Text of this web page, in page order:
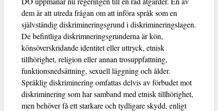
dem är att utreda frågan om att införa språk som en
självständig diskrimineringsgrund i diskrimineringslagen.
De befintliga diskrimneringsgrunderna är kön,
könsöverskridande identitet eller uttryck, etnisk
tillhörighet, religion eller annan trosuppfattning,
funktionsnedsättning, sexuell läggning och ålder.
Språklig diskriminering omfattas delvis av förbudet mot
diskriminering som har samband med etnisk tillhörighet,
men behöver få ett starkare och tydligare skydd, enligt